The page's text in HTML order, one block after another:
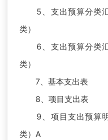
5、支出预算分类汇
类）
6、支出预算分类汇
类）
7、基本支出表
8、项目支出表
9、项目支出预算明
类）A